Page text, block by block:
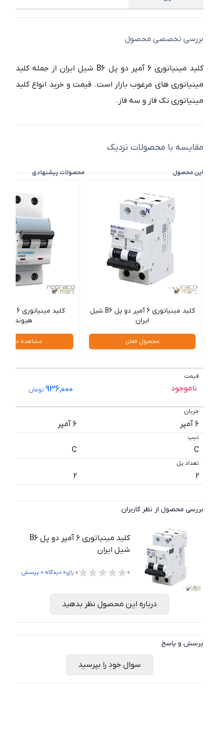
بررسی تخصصی محصول
کلید مینیاتوری 6 آمپر دو پل B6 شیل ایران از جمله کلید
مینیاتوری های مرغوب بازار است. قیمت و خرید انواع کلید
مینیاتوری تک فاز و سه فاز.
مقایسه با محصولات نزدیک
این محصول محصولات پیشنهادی
کلید مینیاتوری 6 آمپر دو پل B6 شیل
ایران
محصول فعلی
هیوندای
مشاهده
قیمت
ناموجود 936,000 تومان
جریان
6 آمپر 6 آمپر
تیپ
C
C
تعداد پل
2
2
بررسی محصول از نظر کاربران
کلید مینیاتوری 6 آمپر دو پل B6
شیل ایران
0
0 رای0 دیدگاه،0 پرسش
درباره این محصول نظر بدهید
پرسش و پاسخ
سوال خود را بپرسید